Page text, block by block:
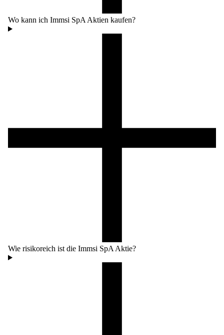
Wo kann ich Immsi SpA Aktien kaufen?
Wie risikoreich ist die Immsi SpA Aktie?